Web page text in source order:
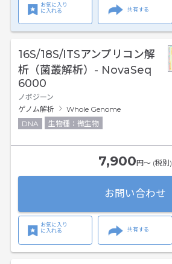
お気に入り
に入れる
共有する
16S/18S/ITSアンプリコン解
析（菌叢解析）- NovaSeq
6000
ノボジーン
ゲノム解析
Whole Genome
DNA
生物種：微生物
7,900円〜 (税別)
お問い合わせ
お気に入り
に入れる
共有する